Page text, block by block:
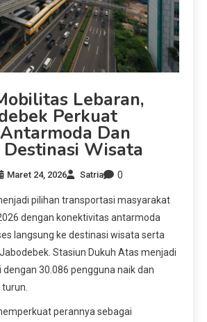
Lebaran,
Perkuat
Dan
Wisata
Maret 24, 2026 Satria 0
pilihan transportasi masyarakat
dengan konektivitas antarmoda
langsung ke destinasi wisata serta
Stasiun Dukuh Atas menjadi
30.086 pengguna naik dan
perannya sebagai